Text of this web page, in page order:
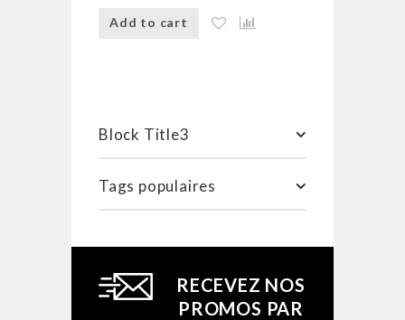
Add to cart
Block Title3
Tags populaires
RECEVEZ NOS
PROMOS PAR